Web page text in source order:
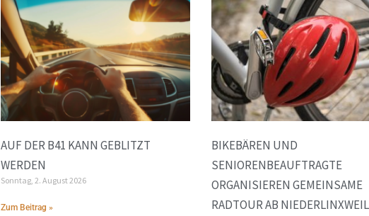
AUF DER B41 KANN GEBLITZT
WERDEN
Sonntag, 2. August 2026
Zum Beitrag »
BIKEBÄREN UND
SENIORENBEAUFTRAGTE
ORGANISIEREN GEMEINSAME
RADTOUR AB